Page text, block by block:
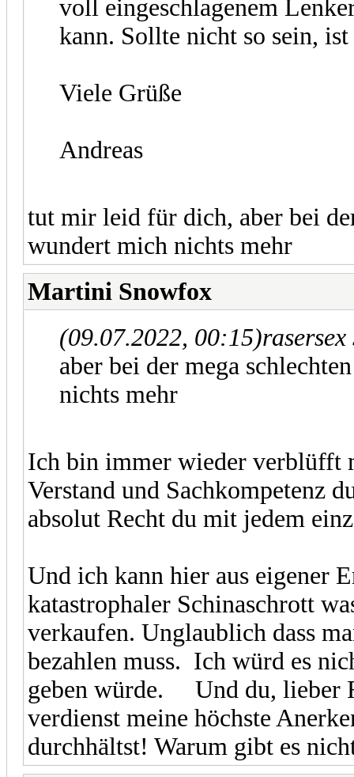
voll eingeschlagenem
kann. Sollte nicht so sein,
Viele Grüße
Andreas
tut mir leid für dich, aber bei
wundert mich nichts mehr
Martini Snowfox
(09.07.2022, 00:15)
aber bei der mega
nichts mehr
Ich bin immer wieder verblüfft
Verstand und Sachkompetenz
absolut Recht du mit jedem
Und ich kann hier aus eigener
katastrophaler Schinaschrott
verkaufen. Unglaublich dass
bezahlen muss. Ich würd es
geben würde. Und du, lieber
verdienst meine höchste
durchhältst! Warum gibt es